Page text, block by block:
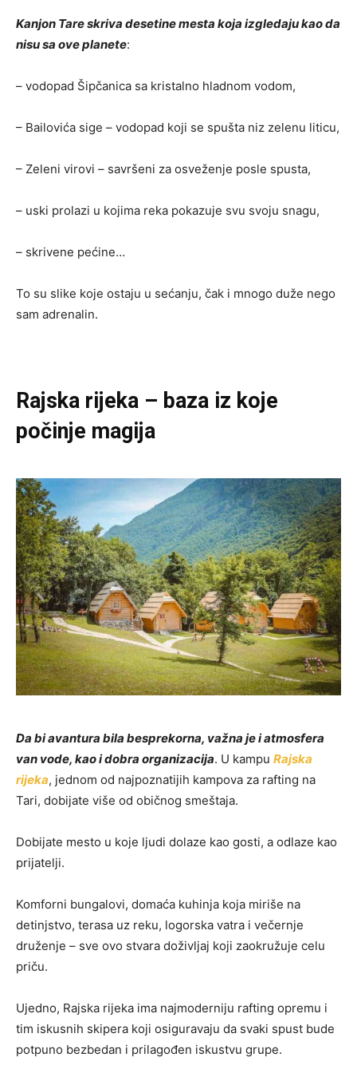
Kanjon Tare skriva desetine mesta koja izgledaju kao da
nisu sa ove planete:
– vodopad Šipčanica sa kristalno hladnom vodom,
– Bailovića sige – vodopad koji se spušta niz zelenu liticu,
– Zeleni virovi – savršeni za osveženje posle spusta,
– uski prolazi u kojima reka pokazuje svu svoju snagu,
– skrivene pećine…
To su slike koje ostaju u sećanju, čak i mnogo duže nego
sam adrenalin.
Rajska rijeka – baza iz koje
počinje magija
Da bi avantura bila besprekorna, važna je i atmosfera
van vode, kao i dobra organizacija. U kampu Rajska
rijeka, jednom od najpoznatijih kampova za rafting na
Tari, dobijate više od običnog smeštaja.
Dobijate mesto u koje ljudi dolaze kao gosti, a odlaze kao
prijatelji.
Komforni bungalovi, domaća kuhinja koja miriše na
detinjstvo, terasa uz reku, logorska vatra i večernje
druženje – sve ovo stvara doživljaj koji zaokružuje celu
priču.
Ujedno, Rajska rijeka ima najmoderniju rafting opremu i
tim iskusnih skipera koji osiguravaju da svaki spust bude
potpuno bezbedan i prilagođen iskustvu grupe.